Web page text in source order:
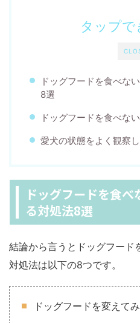
タップで
ドッグフードを食べな
8選
ドッグフードを食べな
愛犬の状態をよく観察
ドッグフードを食
る対処法8選
結論から言うとドッグフード
対処法は以下の8つです。
ドッグフードを変えて